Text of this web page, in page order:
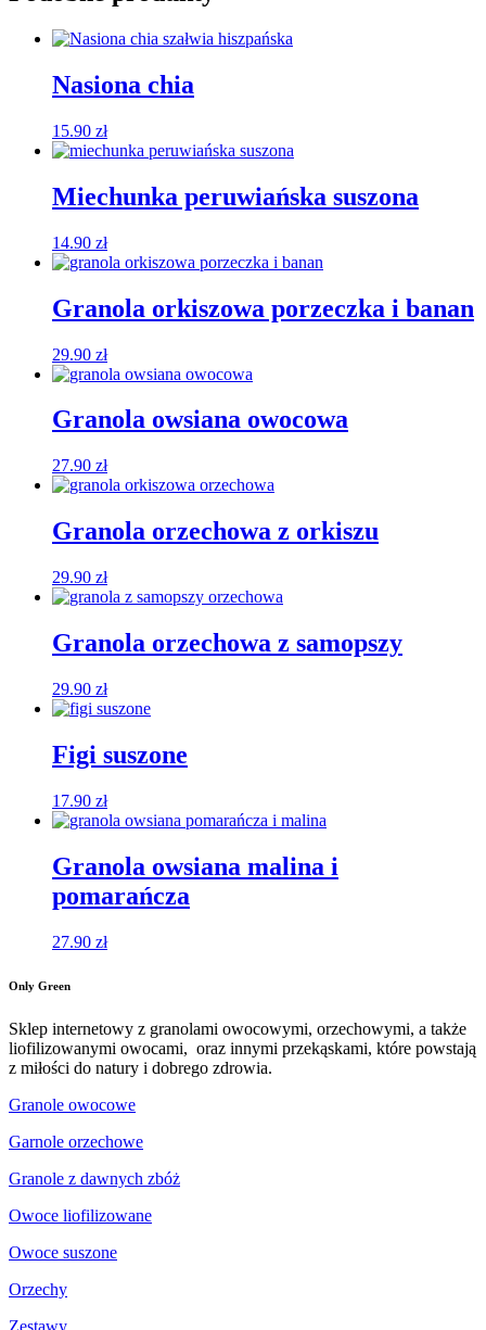
Nasiona chia
15.90 zł
Miechunka peruwiańska suszona
14.90 zł
Granola orkiszowa porzeczka i banan
29.90 zł
Granola owsiana owocowa
27.90 zł
Granola orzechowa z orkiszu
29.90 zł
Granola orzechowa z samopszy
29.90 zł
Figi suszone
17.90 zł
Granola owsiana malina i
pomarańcza
27.90 zł
Only Green
Sklep internetowy z granolami owocowymi, orzechowymi, a także
liofilizowanymi owocami, oraz innymi przekąskami, które powstają
z miłości do natury i dobrego zdrowia.
Granole owocowe
Garnole orzechowe
Granole z dawnych zbóż
Owoce liofilizowane
Owoce suszone
Orzechy
Zestawy